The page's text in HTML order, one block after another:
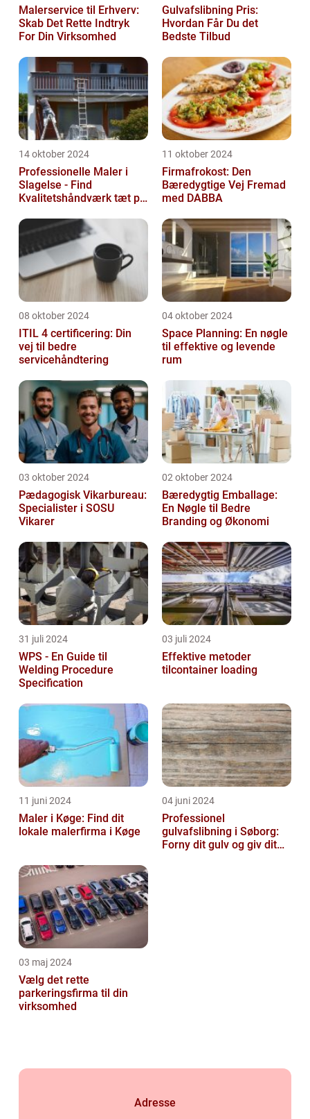
Malerservice til Erhverv:
Skab Det Rette Indtryk
For Din Virksomhed
Gulvafslibning Pris:
Hvordan Får Du det
Bedste Tilbud
14 oktober 2024
Professionelle Maler i
Slagelse - Find
Kvalitetshåndværk tæt på
11 oktober 2024
Firmafrokost: Den
Bæredygtige Vej Fremad
med DABBA
08 oktober 2024
ITIL 4 certificering: Din
vej til bedre
servicehåndtering
04 oktober 2024
Space Planning: En nøgle
til effektive og levende
rum
03 oktober 2024
Pædagogisk Vikarbureau:
Specialister i SOSU
Vikarer
02 oktober 2024
Bæredygtig Emballage:
En Nøgle til Bedre
Branding og Økonomi
31 juli 2024
WPS - En Guide til
Welding Procedure
Specification
03 juli 2024
Effektive metoder
tilcontainer loading
11 juni 2024
Maler i Køge: Find dit
lokale malerfirma i Køge
04 juni 2024
Professionel
gulvafslibning i Søborg:
Forny dit gulv og giv dit
03 maj 2024
Vælg det rette
parkeringsfirma til din
virksomhed
Adresse